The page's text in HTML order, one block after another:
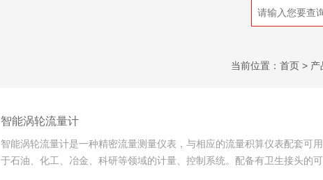
当前位置： 首页 > 产
智能涡轮流量计
智能涡轮流量计是一种精密流量测量仪表，与相应的流量积算仪表配套可
于石油、化工、冶金、科研等领域的计量、控制系统。配备有卫生接头的可